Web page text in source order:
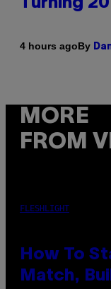
Turning
4 hours agoBy
MORE
FROM
FLESHLIGHT
How To
Match,